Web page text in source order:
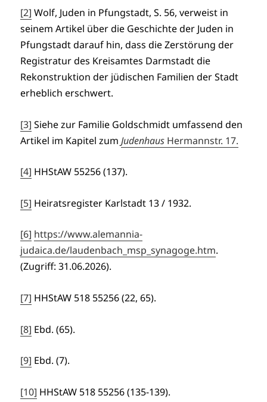
[2] Wolf, Juden in Pfungstadt, S. 56, verweist in
seinem Artikel über die Geschichte der Juden in
Pfungstadt darauf hin, dass die Zerstörung der
Registratur des Kreisamtes Darmstadt die
Rekonstruktion der jüdischen Familien der Stadt
erheblich erschwert.
[3] Siehe zur Familie Goldschmidt umfassend den
Artikel im Kapitel zumJudenhaus Hermannstr. 17.
[4] HHStAW 55256 (137).
[5] Heiratsregister Karlstadt 13 / 1932.
[6] https://www.alemannia-
judaica.de/laudenbach_msp_synagoge.htm.
(Zugriff: 31.06.2026).
[7] HHStAW 518 55256 (22, 65).
[8] Ebd. (65).
[9] Ebd. (7).
[10] HHStAW 518 55256 (135-139).